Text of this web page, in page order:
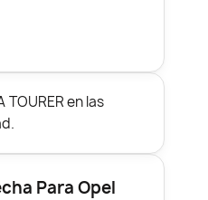
en las
Para Opel